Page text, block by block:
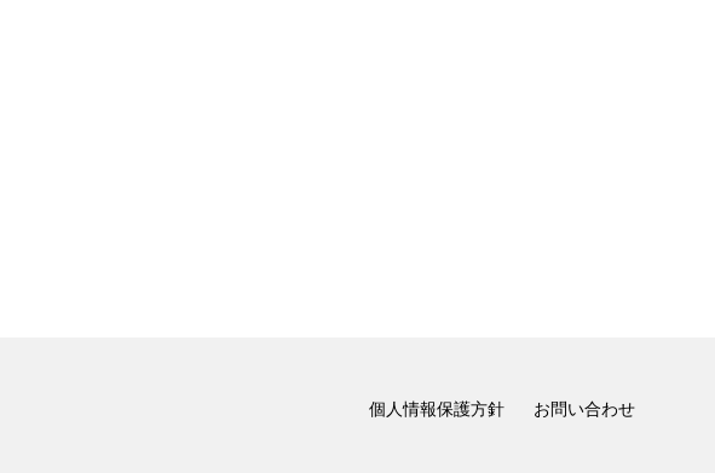
個人情報保護方針 お問い合わせ